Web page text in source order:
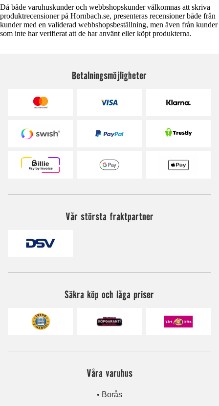
Då både varuhuskunder och webbshopskunder välkomnas att skriva
produktrecensioner på Hornbach.se, presenteras recensioner både från
kunder med en validerad webbshopsbeställning, men även från kunder
som inte har verifierat att de har använt eller köpt produkterna.
Betalningsmöjligheter
Vår största fraktpartner
Säkra köp och låga priser
Våra varuhus
• Borås